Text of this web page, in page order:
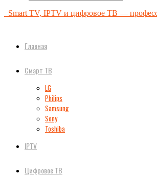
Smart TV, IPTV и цифровое ТВ —
Главная
Смарт ТВ
LG
Philips
Samsung
Sony
Toshiba
IPTV
Цифровое ТВ